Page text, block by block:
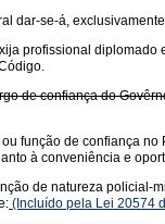
dar-se-á,
profissional
de confiança do
função de confiança
à conveniência e
de natureza policial-
(Incluído pela Lei 20574